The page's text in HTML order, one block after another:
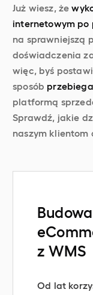
Już wiesz, że
internetowym po
na sprawniejszą
doświadczenia
więc, byś
sposób
platformą
Sprawdź, jakie
naszym
z WMS
Od lat